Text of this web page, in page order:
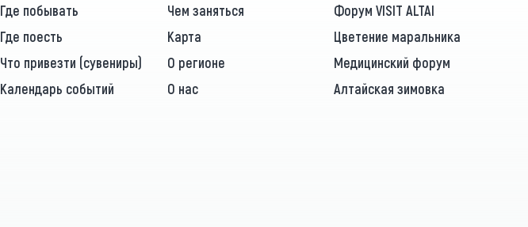
Где побывать Чем заняться
Форум VISIT ALTAI
Где поесть Карта
Цветение маральника
Что привезти (сувениры) О регионе
Медицинский форум
Календарь событий О нас Алтайская зимовка